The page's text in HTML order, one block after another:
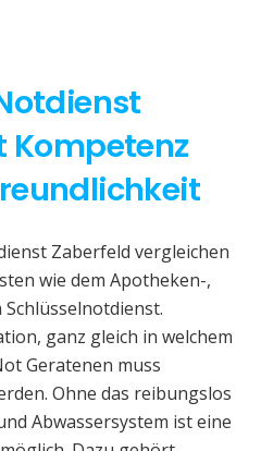
Kompetenz
Zaberfeld vergleichen
wie dem Apotheken-,
ganz gleich in welchem
Geratenen muss
Ohne das reibungslos
Abwassersystem ist eine